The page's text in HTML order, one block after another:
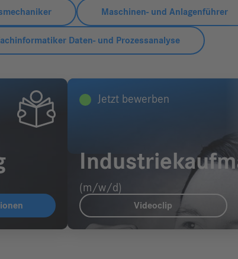
Maschinen- und Anlagenführer
Daten- und Prozessanalyse
Jetzt bewerben
(m/w/d)
Videoclip